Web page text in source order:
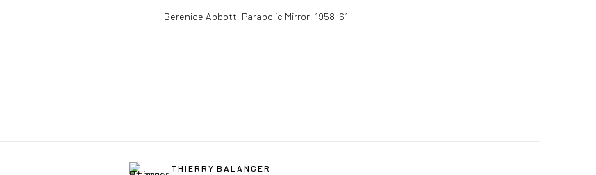
Berenice Abbott, Parabolic Mirror, 1958-61
THIERRY BALANGER